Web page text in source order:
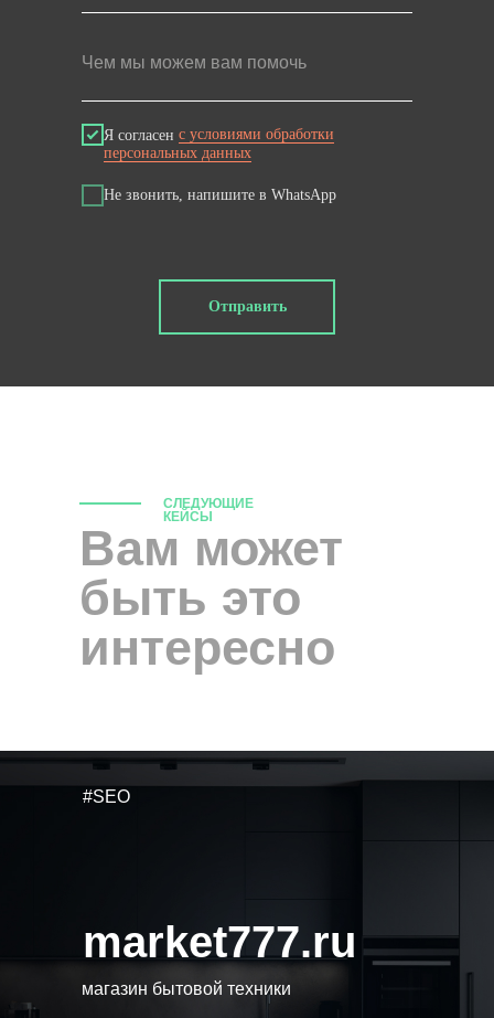
Чем мы можем вам помочь
Я согласен с условиями обработки
персональных данных
Не звонить, напишите в WhatsApp
Отправить
СЛЕДУЮЩИЕ
КЕЙСЫ
Вам может
быть это
интересно
market777.ru
#SEO
магазин бытовой техники